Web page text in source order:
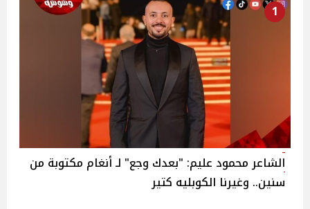
1
الشاعر محمود عليم: "بعدك وجع" لـ أنغام مكتوبة من
سنين.. وغيرنا الكوبليه كتير